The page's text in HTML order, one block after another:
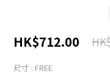
HK$712.00
尺寸 : FREE